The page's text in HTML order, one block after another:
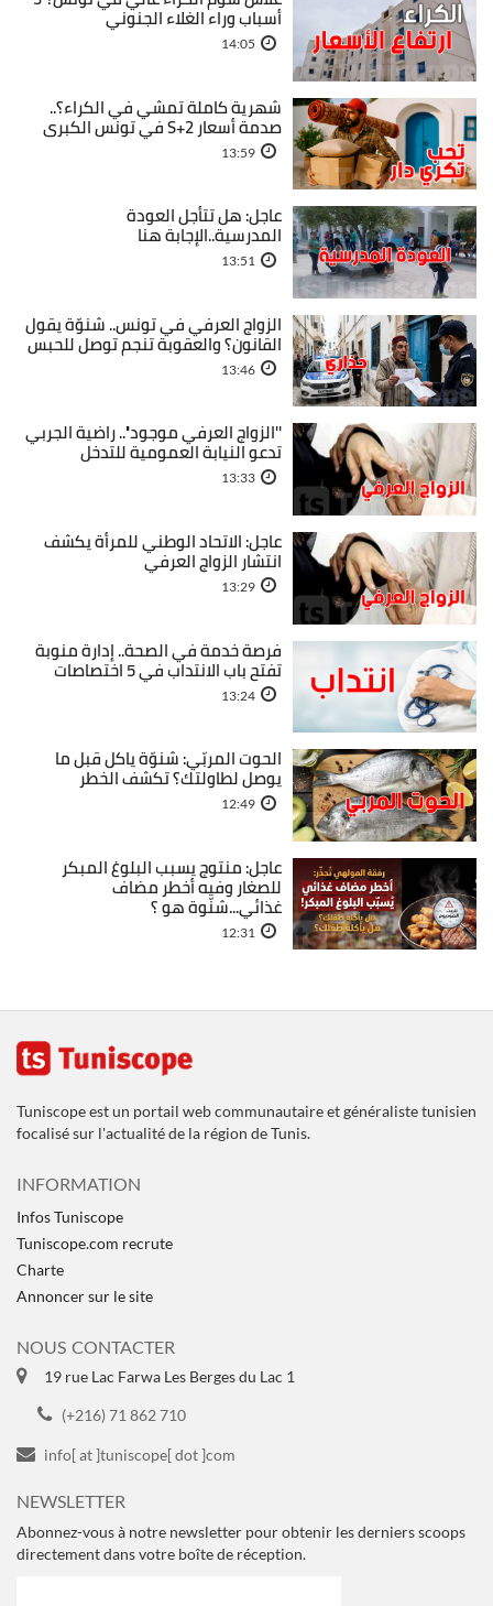
أسباب وراء الغلاء الجنوني
14:05
شهرية كاملة تمشي في الكراء؟..
صدمة أسعار S+2 في تونس الكبرى
13:59
عاجل: هل تتأجل العودة
المدرسية..الإجابة هنا
13:51
الزواج العرفي في تونس.. شنوّة يقول
القانون؟ والعقوبة تنجم توصل للحبس
13:46
''الزواج العرفي موجود''.. راضية الجربي
تدعو النيابة العمومية للتدخل
13:33
عاجل: الاتحاد الوطني للمرأة يكشف
انتشار الزواج العرفي
13:29
فرصة خدمة في الصحة.. إدارة منوبة
تفتح باب الانتداب في 5 اختصاصات
13:24
الحوت المربّي: شنوّة ياكل قبل ما
يوصل لطاولتك؟ تكشف الخطر
12:49
عاجل: منتوج يسبب البلوغ المبكر
للصغار وفيه أخطر مضاف
غذائي...شنّوة هو ؟
12:31
Tuniscope est un portail web communautaire et généraliste tunisien
focalisé sur l'actualité de la région de Tunis.
INFORMATION
Infos Tuniscope
Tuniscope.com recrute
Charte
Annoncer sur le site
NOUS CONTACTER
19 rue Lac Farwa Les Berges du Lac 1
(+216) 71 862 710
info[ at ]tuniscope[ dot ]com
NEWSLETTER
Abonnez-vous à notre newsletter pour obtenir les derniers scoops
directement dans votre boîte de réception.